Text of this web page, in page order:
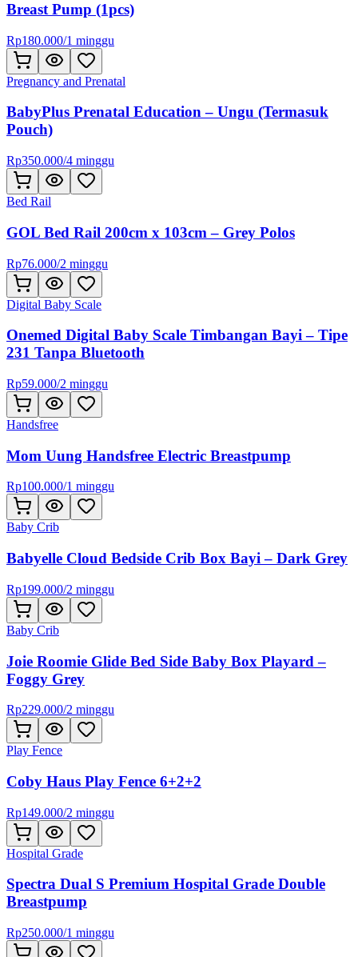
Breast Pump (1pcs)
Rp180.000/1 minggu
Pregnancy and Prenatal
BabyPlus Prenatal Education – Ungu (Termasuk
Pouch)
Rp350.000/4 minggu
Bed Rail
GOL Bed Rail 200cm x 103cm – Grey Polos
Rp76.000/2 minggu
Digital Baby Scale
Onemed Digital Baby Scale Timbangan Bayi – Tipe
231 Tanpa Bluetooth
Rp59.000/2 minggu
Handsfree
Mom Uung Handsfree Electric Breastpump
Rp100.000/1 minggu
Baby Crib
Babyelle Cloud Bedside Crib Box Bayi – Dark Grey
Rp199.000/2 minggu
Baby Crib
Joie Roomie Glide Bed Side Baby Box Playard –
Foggy Grey
Rp229.000/2 minggu
Play Fence
Coby Haus Play Fence 6+2+2
Rp149.000/2 minggu
Hospital Grade
Spectra Dual S Premium Hospital Grade Double
Breastpump
Rp250.000/1 minggu